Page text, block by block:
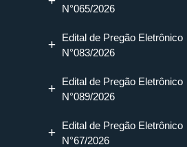
N°065/2026
Edital de Pregão Eletrônico
N°083/2026
Edital de Pregão Eletrônico
N°089/2026
Edital de Pregão Eletrônico
N°67/2026